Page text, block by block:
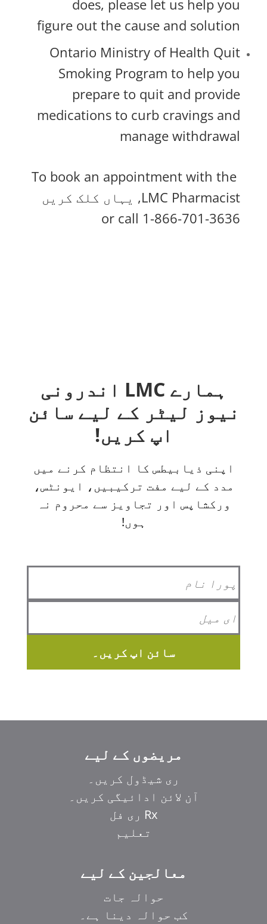
does, please let us help you
figure out the cause and solution
Ontario Ministry of Health Quit
Smoking Program to help you
prepare to quit and provide
medications to curb cravings and
manage withdrawal
To book an appointment with the
LMC Pharmacist,
یہاں کلک کریں
or call 1-866-701-3636
ہمارے LMC اندرونی
نیوز لیٹر کے لیے سائن
اپ کریں!
اپنی ذیابیطس کا انتظام کرنے میں
مدد کے لیے مفت ترکیبیں، ایونٹس،
ورکشاپس اور تجاویز سے محروم نہ
ہوں!
سائن اپ کریں۔
مریضوں کے لیے
ری شیڈول کریں۔
آن لائن ادائیگی کریں۔
Rx ری فل
تعلیم
معالجین کے لیے
حوالہ جات
کب حوالہ دینا ہے۔